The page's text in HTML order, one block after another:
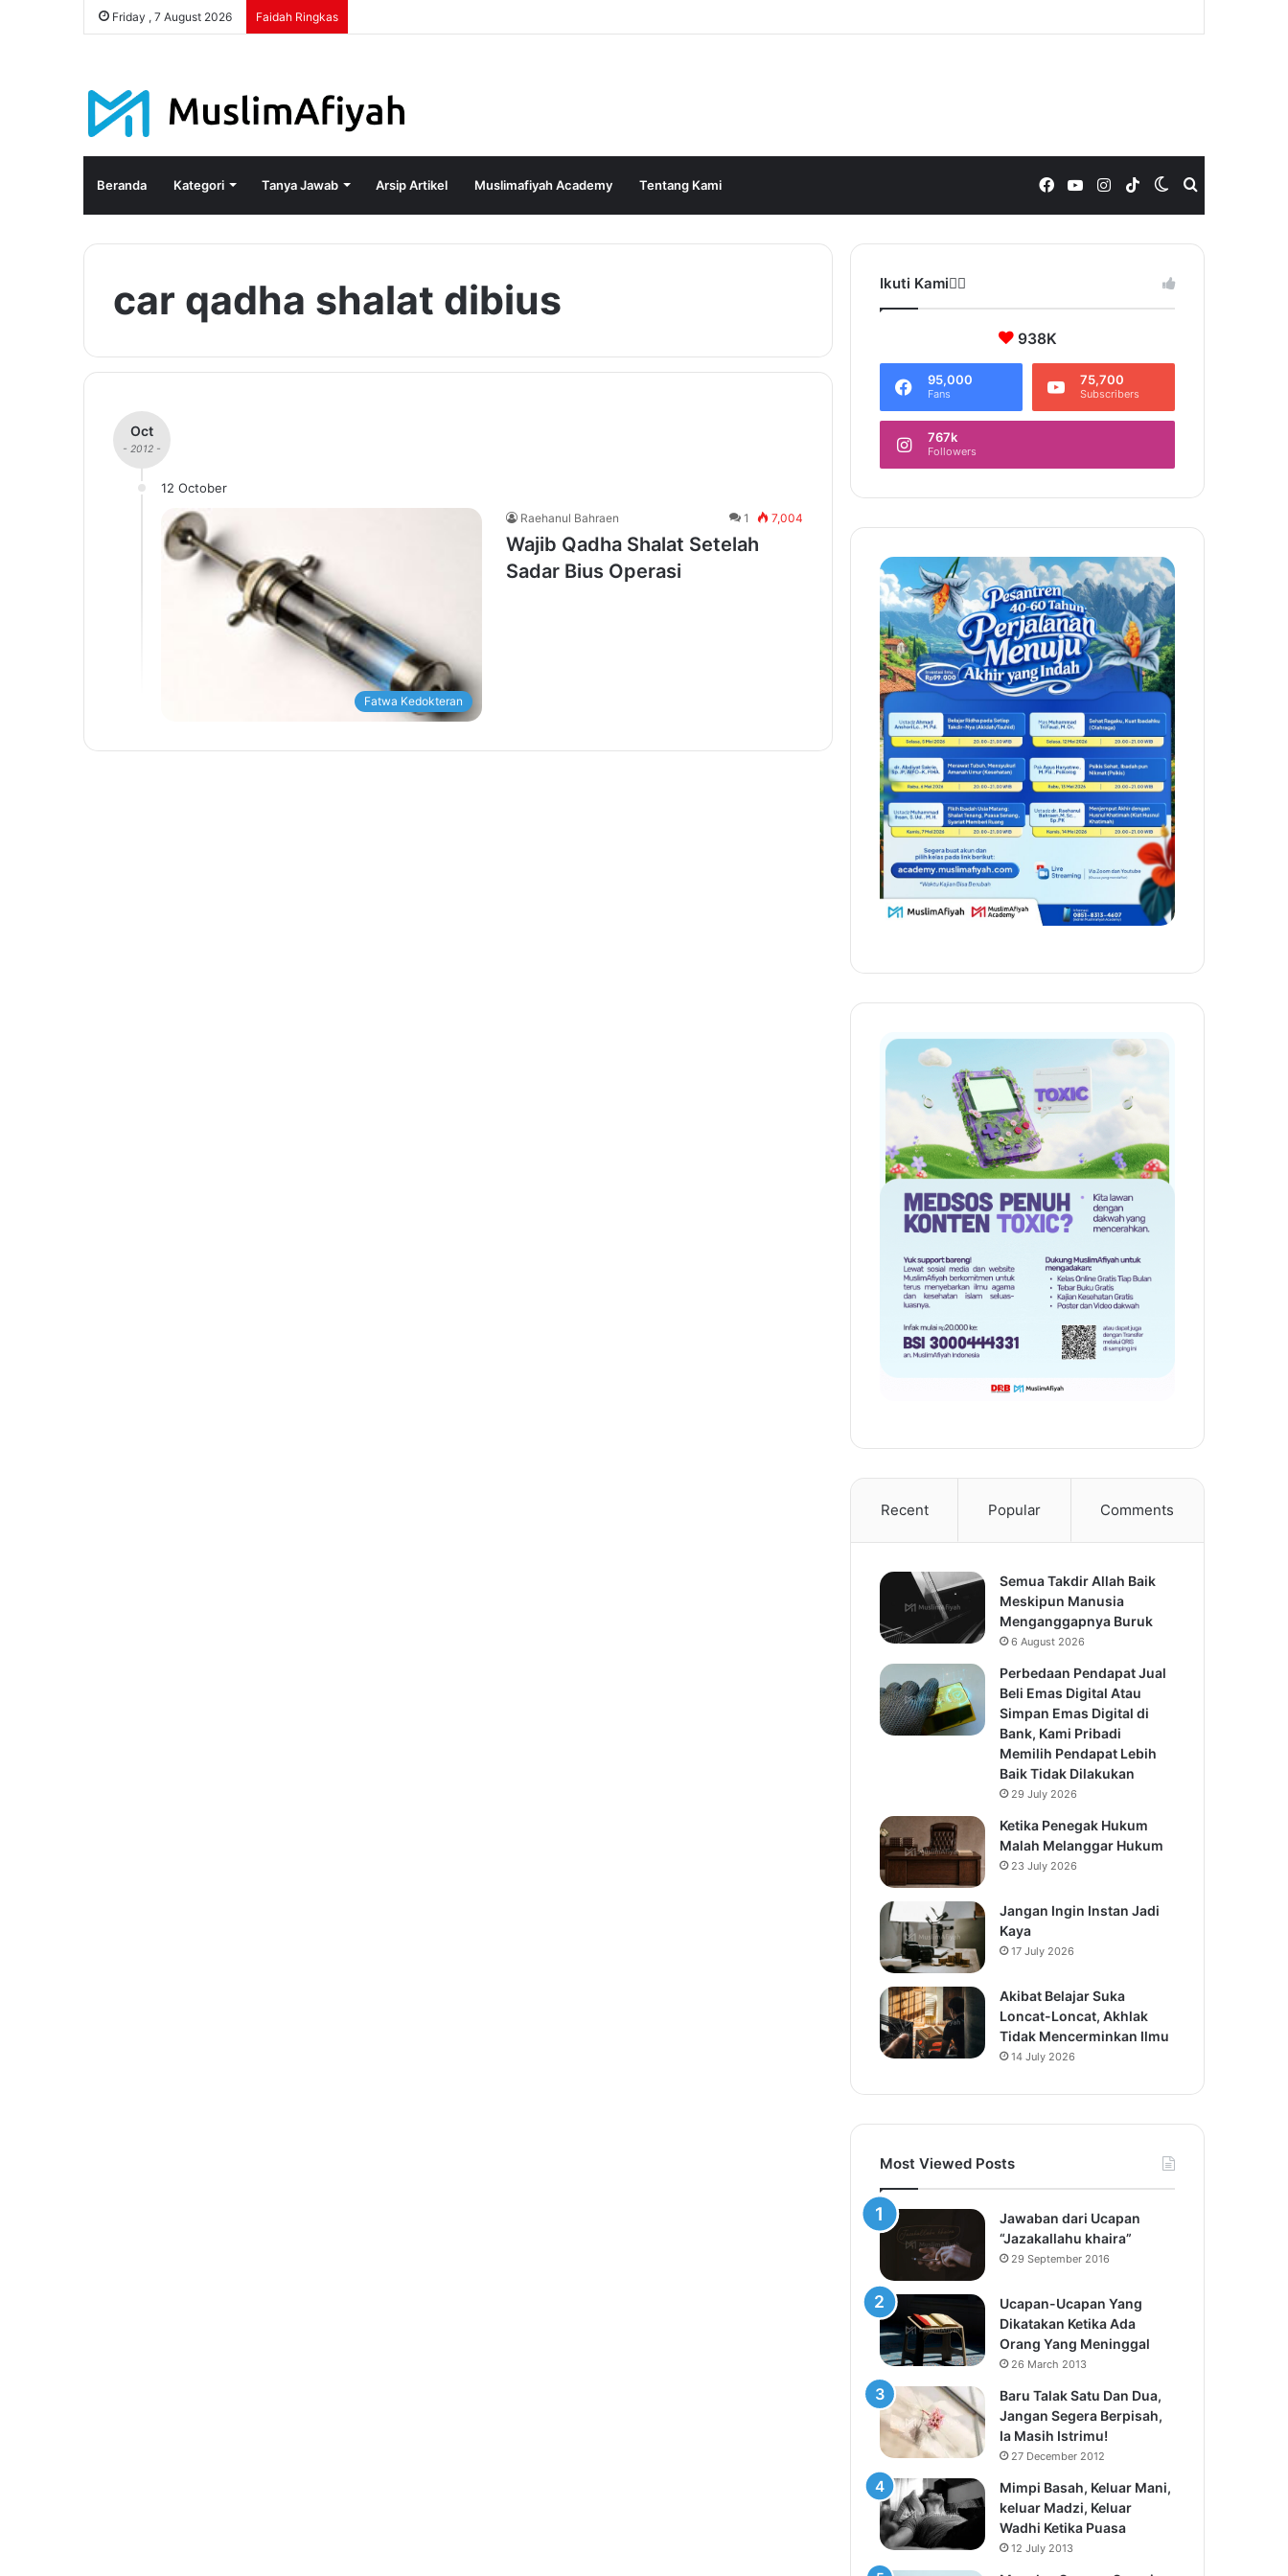
Friday , 7 August 2026 Faidah Ringkas
Beranda Kategori Tanya Jawab Arsip Artikel Muslimafiyah Academy Tentang Kami Switch
skin
TikTok
Instagram
YouTube
Facebook
car qadha shalat dibius
Oct
- 2012 -
12 October
Fatwa Kedokteran
Raehanul Bahraen 1 7,004
Wajib Qadha Shalat Setelah
Sadar Bius Operasi
Ikuti Kami❤️‍🔥
938K
95,000
Fans
75,700
Subscribers
767k
Followers
Recent Popular Comments
Semua Takdir Allah Baik
Meskipun Manusia
Menganggapnya Buruk
6 August 2026
Perbedaan Pendapat Jual
Beli Emas Digital Atau
Simpan Emas Digital di
Bank, Kami Pribadi
Memilih Pendapat Lebih
Baik Tidak Dilakukan
29 July 2026
Ketika Penegak Hukum
Malah Melanggar Hukum
23 July 2026
Jangan Ingin Instan Jadi
Kaya
17 July 2026
Akibat Belajar Suka
Loncat-Loncat, Akhlak
Tidak Mencerminkan Ilmu
14 July 2026
Most Viewed Posts
Jawaban dari Ucapan
“Jazakallahu khaira”
29 September 2016
Ucapan-Ucapan Yang
Dikatakan Ketika Ada
Orang Yang Meninggal
26 March 2013
Baru Talak Satu Dan Dua,
Jangan Segera Berpisah,
Ia Masih Istrimu!
27 December 2012
Mimpi Basah, Keluar Mani,
keluar Madzi, Keluar
Wadhi Ketika Puasa
12 July 2013